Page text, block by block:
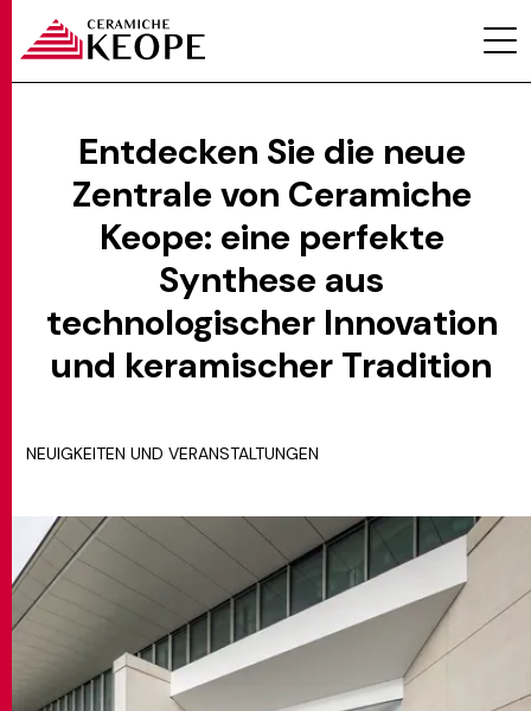
PROJEKTE
MATCH APP
SUCHEN
Entdecken Sie die neue
Zentrale von Ceramiche
Keope: eine perfekte
Synthese aus
technologischer Innovation
und keramischer Tradition
NEUIGKEITEN UND VERANSTALTUNGEN